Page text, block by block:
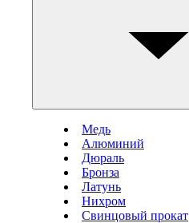
Медь
Алюминий
Дюраль
Бронза
Латунь
Нихром
Свинцовый прокат